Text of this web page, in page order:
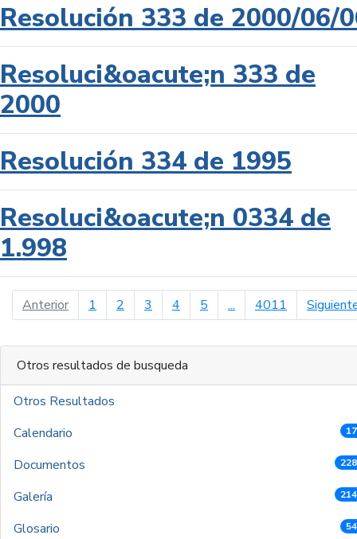
Resolución 333 de 2000/06/
Resoluci&oacute;n 333 de
2000
Resolución 334 de 1995
Resoluci&oacute;n 0334 de
1.998
Anteriorpágina anterior
1 2 3 4 5 ... 4011
Otros resultados de busqueda
Otros Resultados
Calendario
Documentos
Galería
Glosario